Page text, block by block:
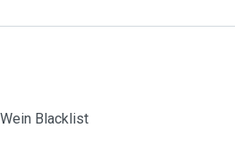
Blacklist